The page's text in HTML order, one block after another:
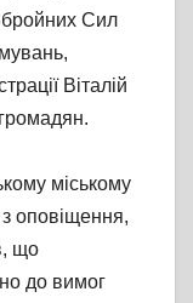
Сил
Віталій
міському
оповіщення,
що
до вимог